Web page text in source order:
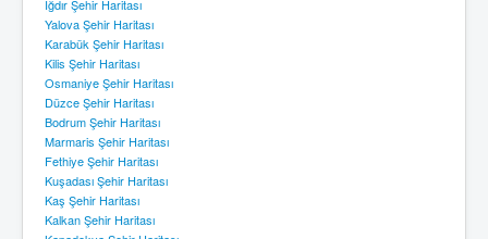
Iğdır Şehir Haritası
Yalova Şehir Haritası
Karabük Şehir Haritası
Kilis Şehir Haritası
Osmaniye Şehir Haritası
Düzce Şehir Haritası
Bodrum Şehir Haritası
Marmaris Şehir Haritası
Fethiye Şehir Haritası
Kuşadası Şehir Haritası
Kaş Şehir Haritası
Kalkan Şehir Haritası